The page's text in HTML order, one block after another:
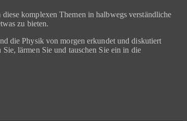
komplexen Themen in halbwegs verständliche
zu bieten.
die Physik von morgen erkundet und diskutiert
lärmen Sie und tauschen Sie ein in die